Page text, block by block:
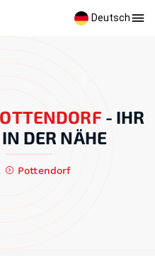
Deutsch
- IHR
DER NÄHE
Pottendorf